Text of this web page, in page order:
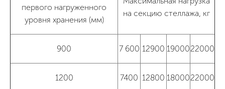
первого нагруженного
уровня хранения (мм)
на секцию стеллажа, кг
900 7 600 12900 1900022000
1200 7400 12800 1800022000